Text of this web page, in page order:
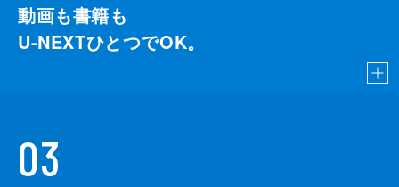
動画も書籍も
U-NEXTひとつでOK。
03